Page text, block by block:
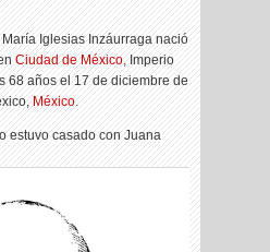
María Iglesias Inzáurraga nació
Ciudad de México, Imperio
68 años el 17 de diciembre de
México.
estuvo casado con Juana